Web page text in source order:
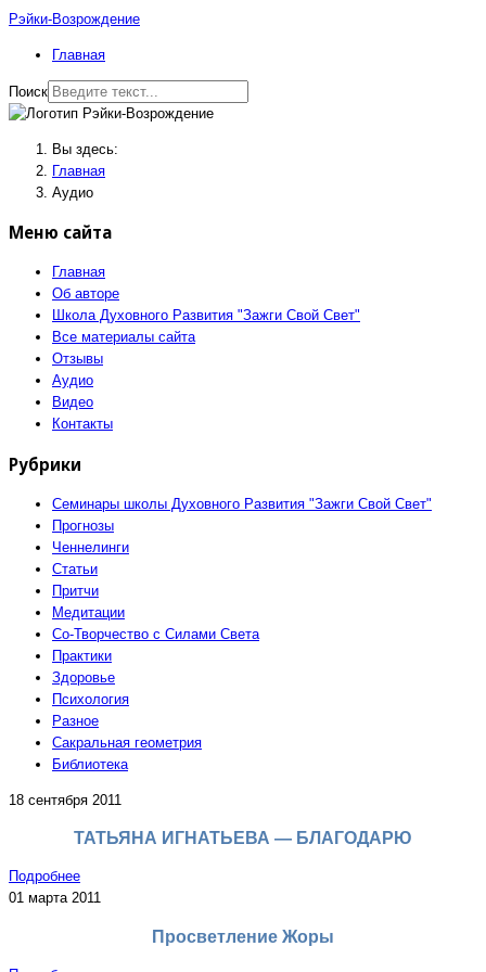
Рэйки-Возрождение
Главная
Поиск
Вы здесь:
Главная
Аудио
Меню сайта
Главная
Об авторе
Школа Духовного Развития "Зажги Свой Свет"
Все материалы сайта
Отзывы
Аудио
Видео
Контакты
Рубрики
Семинары школы Духовного Развития "Зажги Свой Свет"
Прогнозы
Ченнелинги
Статьи
Притчи
Медитации
Со-Творчество с Силами Света
Практики
Здоровье
Психология
Разное
Сакральная геометрия
Библиотека
18 сентября 2011
ТАТЬЯНА ИГНАТЬЕВА — БЛАГОДАРЮ
Подробнее
01 марта 2011
Просветление Жоры